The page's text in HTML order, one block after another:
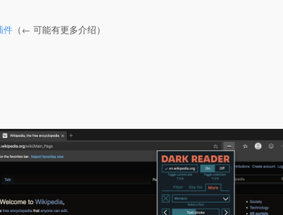
件 （← 可能有更多介绍）